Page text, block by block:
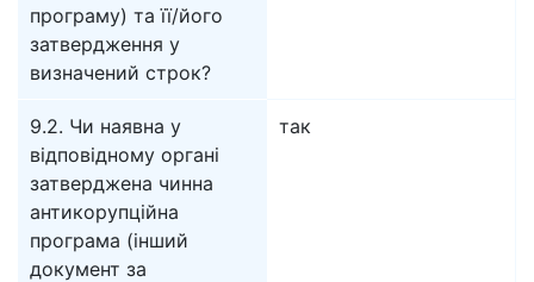
програму) та її/його
затвердження у
визначений строк?
9.2. Чи наявна у
відповідному органі
затверджена чинна
антикорупційна
програма (інший
документ за
так